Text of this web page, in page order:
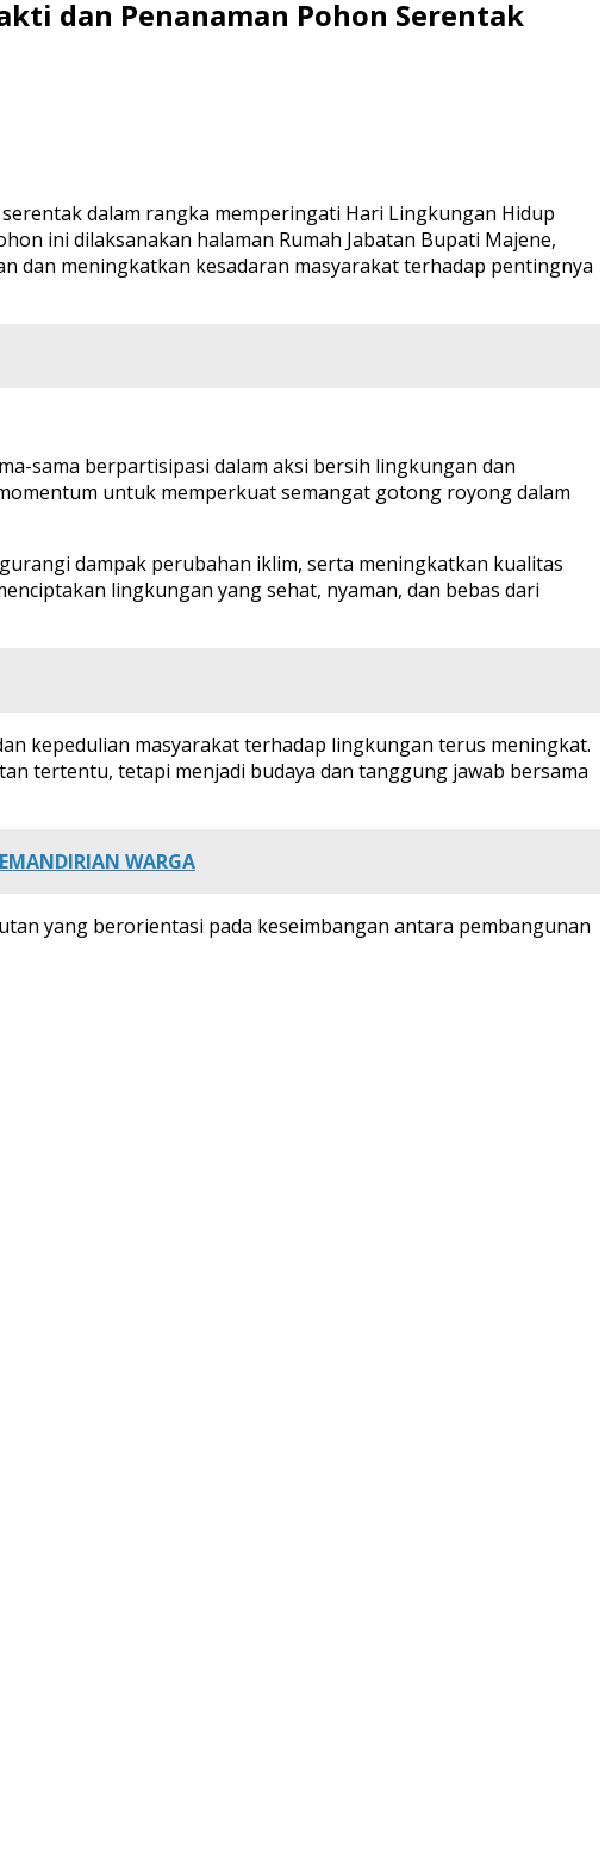
dan Penanaman Pohon Serentak
dalam rangka memperingati Hari Lingkungan Hidup
ini dilaksanakan halaman Rumah Jabatan Bupati Majene,
dan meningkatkan kesadaran masyarakat terhadap pentingnya
sama berpartisipasi dalam aksi bersih lingkungan dan
untuk memperkuat semangat gotong royong dalam
dampak perubahan iklim, serta meningkatkan kualitas
lingkungan yang sehat, nyaman, dan bebas dari
kepedulian masyarakat terhadap lingkungan terus meningkat.
tertentu, tetapi menjadi budaya dan tanggung jawab bersama
WARGA
yang berorientasi pada keseimbangan antara pembangunan